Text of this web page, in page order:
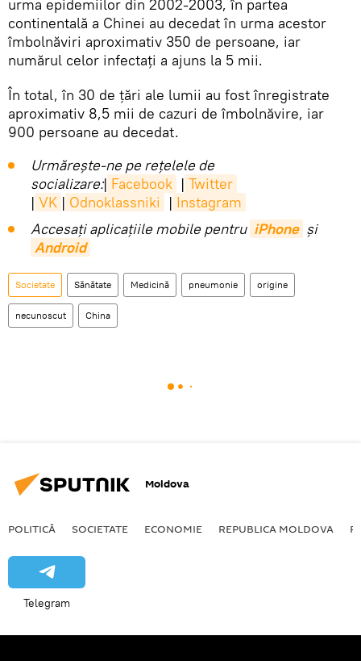
urma epidemiilor din 2002-2003, în partea
continentală a Chinei au decedat în urma acestor
îmbolnăviri aproximativ 350 de persoane, iar
numărul celor infectați a ajuns la 5 mii.
În total, în 30 de țări ale lumii au fost înregistrate
aproximativ 8,5 mii de cazuri de îmbolnăvire, iar
900 persoane au decedat.
Urmărește-ne pe rețelele de
socializare:| Facebook | Twitter
| VK | Odnoklassniki | Instagram
Accesaţi aplicaţiile mobile pentru iPhone și
Android
Societate Sănătate Medicină pneumonie origine
necunoscut China
Moldova
POLITICĂ SOCIETATE ECONOMIE REPUBLICA MOLDOVA
Telegram